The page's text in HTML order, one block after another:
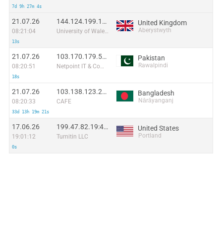
7d 9h 27m 4s
21.07.26
08:21:04
13s
144.124.199.199:31833
University of Wales - Aberystwyth
United Kingdom
Aberystwyth
21.07.26
08:20:51
18s
103.170.179.59:42318
Netpoint IT & Communications Pvt. Ltd
Pakistan
Rawalpindi
21.07.26
08:20:33
33d 13h 19m 21s
103.138.123.242:34520
CAFE
Bangladesh
Nārāyanganj
17.06.26
19:01:12
0s
199.47.82.19:42630
Turnitin LLC
United States
Portland